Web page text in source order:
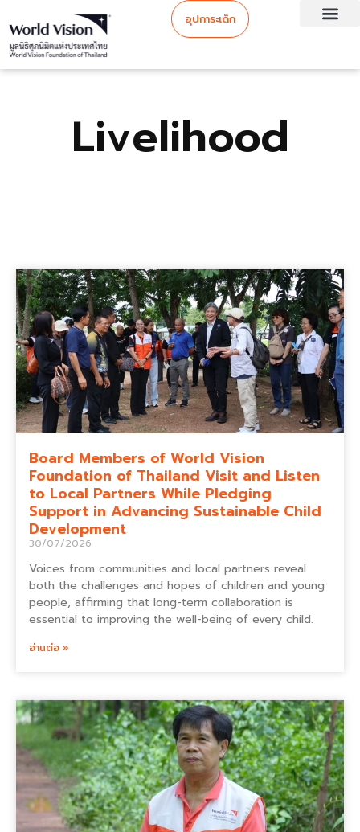
อุปการะเด็ก
Livelihood
Board Members of World Vision
Foundation of Thailand Visit and Listen
to Local Partners While Pledging
Support in Advancing Sustainable Child
Development
30/07/2026
Voices from communities and local partners reveal
both the challenges and hopes of children and young
people, affirming that long-term collaboration is
essential to improving the well-being of every child.
อ่านต่อ »